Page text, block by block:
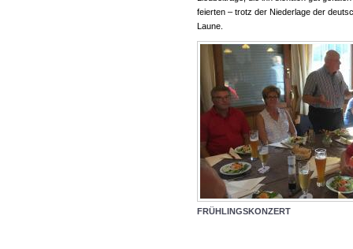
feierten – trotz der Niederlage der
Laune.
FRÜHLINGSKONZERT